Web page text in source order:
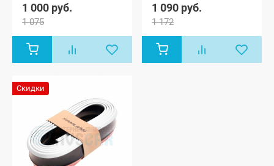
1 000 руб.
1 075
1 090 руб.
1 172
Скидки